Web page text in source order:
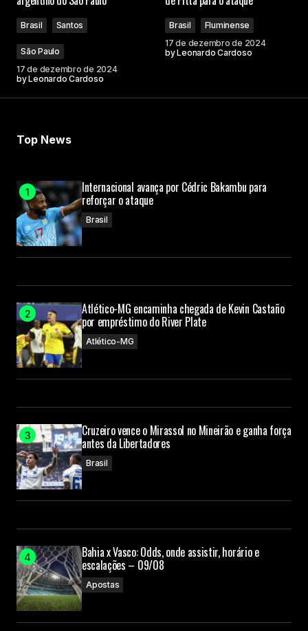
Brasil Santos
São Paulo
17 de dezembro de 2024
byLeonardo Cardoso
Brasil
Fluminense
17 de dezembro de 2024
byLeonardo Cardoso
Top News
Internacional avança por Cédric Bakambu para
reforçar o ataque
Brasil
Atlético-MG encaminha chegada de Kevin Castaño
por empréstimo do River Plate
Atlético-MG
Cruzeiro vence o Mirassol no Mineirão e ganha força
antes da Libertadores
Brasil
Bahia x Vasco: Odds, onde assistir, horário e
escalações – 09/08
Apostas